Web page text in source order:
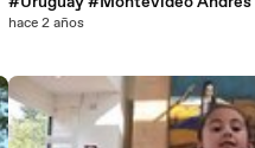
hace 2 años